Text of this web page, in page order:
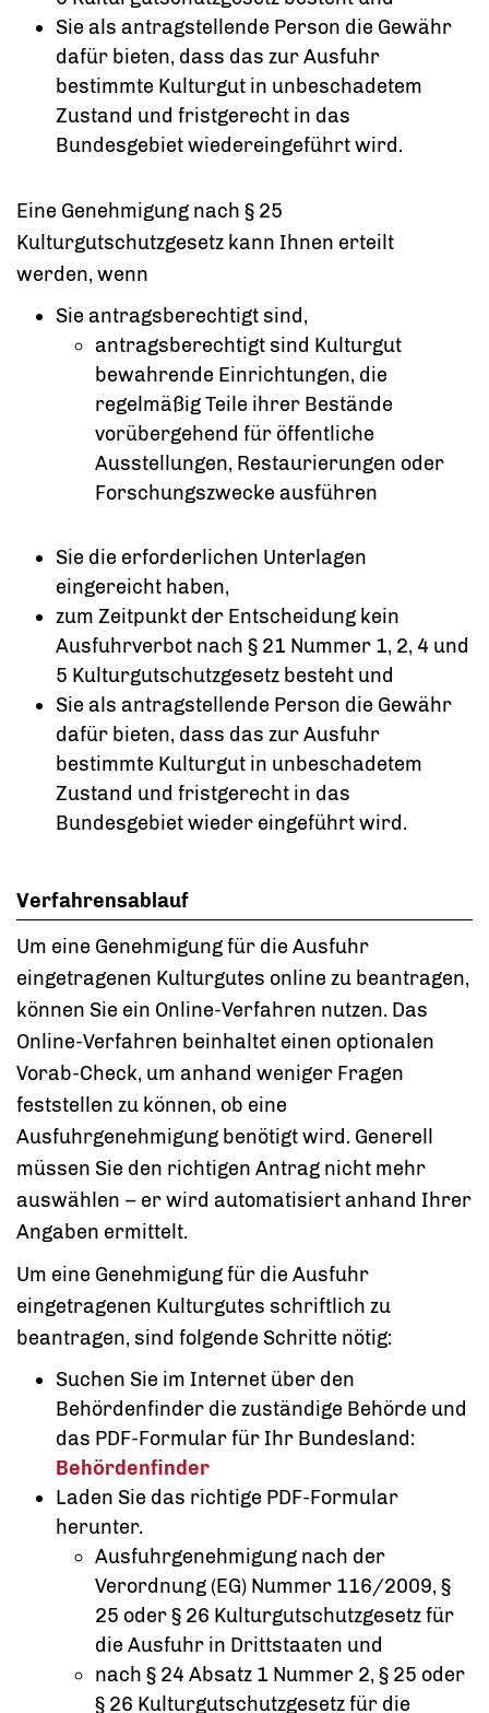
Sie als antragstellende Person die Gewähr
dafür bieten, dass das zur Ausfuhr
bestimmte Kulturgut in unbeschadetem
Zustand und fristgerecht in das
Bundesgebiet wiedereingeführt wird.
Eine Genehmigung nach § 25
Kulturgutschutzgesetz kann Ihnen erteilt
werden, wenn
Sie antragsberechtigt sind,
antragsberechtigt sind Kulturgut
bewahrende Einrichtungen, die
regelmäßig Teile ihrer Bestände
vorübergehend für öffentliche
Ausstellungen, Restaurierungen oder
Forschungszwecke ausführen
Sie die erforderlichen Unterlagen
eingereicht haben,
zum Zeitpunkt der Entscheidung kein
Ausfuhrverbot nach § 21 Nummer 1, 2, 4 und
5 Kulturgutschutzgesetz besteht und
Sie als antragstellende Person die Gewähr
dafür bieten, dass das zur Ausfuhr
bestimmte Kulturgut in unbeschadetem
Zustand und fristgerecht in das
Bundesgebiet wieder eingeführt wird.
Verfahrensablauf
Um eine Genehmigung für die Ausfuhr
eingetragenen Kulturgutes online zu beantragen,
können Sie ein Online-Verfahren nutzen. Das
Online-Verfahren beinhaltet einen optionalen
Vorab-Check, um anhand weniger Fragen
feststellen zu können, ob eine
Ausfuhrgenehmigung benötigt wird. Generell
müssen Sie den richtigen Antrag nicht mehr
auswählen – er wird automatisiert anhand Ihrer
Angaben ermittelt.
Um eine Genehmigung für die Ausfuhr
eingetragenen Kulturgutes schriftlich zu
beantragen, sind folgende Schritte nötig:
Suchen Sie im Internet über den
Behördenfinder die zuständige Behörde und
das PDF-Formular für Ihr Bundesland:
Behördenfinder
Laden Sie das richtige PDF-Formular
herunter.
Ausfuhrgenehmigung nach der
Verordnung (EG) Nummer 116/2009, §
25 oder § 26 Kulturgutschutzgesetz für
die Ausfuhr in Drittstaaten und
nach § 24 Absatz 1 Nummer 2, § 25 oder
§ 26 Kulturgutschutzgesetz für die